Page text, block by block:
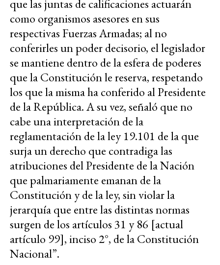
que las juntas de calificaciones actuarán
como organismos asesores en sus
respectivas Fuerzas Armadas; al no
conferirles un poder decisorio, el legislador
se mantiene dentro de la esfera de poderes
que la Constitución le reserva, respetando
los que la misma ha conferido al Presidente
de la República. A su vez, señaló que no
cabe una interpretación de la
reglamentación de la ley 19.101 de la que
surja un derecho que contradiga las
atribuciones del Presidente de la Nación
que palmariamente emanan de la
Constitución y de la ley, sin violar la
jerarquía que entre las distintas normas
surgen de los artículos 31 y 86 [actual
artículo 99], inciso 2°, de la Constitución
Nacional”.